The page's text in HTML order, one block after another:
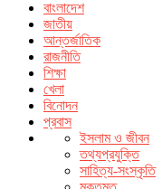
বাংলাদেশ
জাতীয়
আন্তর্জাতিক
রাজনীতি
শিক্ষা
খেলা
বিনোদন
প্রবাস
ইসলাম ও জীবন
তথ্যপ্রযুক্তি
সাহিত্য-সংস্কৃতি